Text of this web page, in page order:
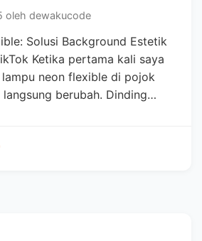
oleh dewakucode
Solusi Background Estetik
Ketika pertama kali saya
neon flexible di pojok
langsung berubah. Dinding…